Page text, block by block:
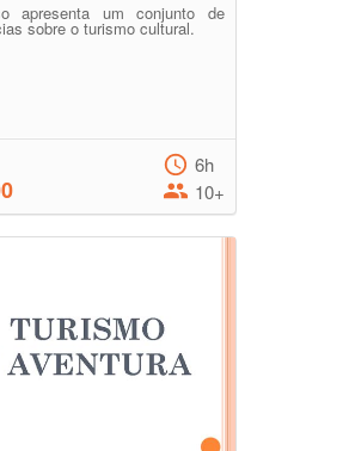
apresenta um conjunto de
sobre o turismo cultural.
6h
10+